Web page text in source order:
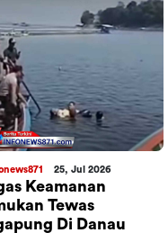
25, Jul 2026
Keamanan
Tewas
Di Danau